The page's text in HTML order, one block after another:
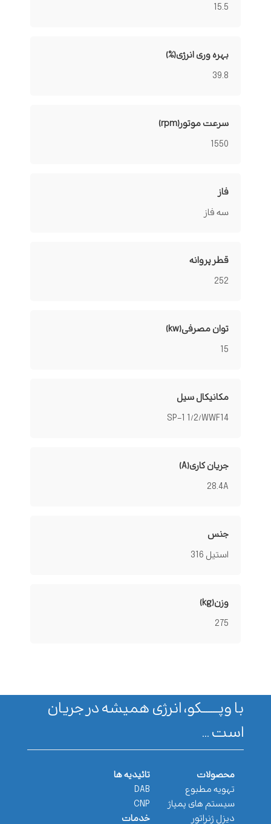
15.5
بهره وری انرژی(%)
39.8
سرعت موتور(rpm)
1550
فاز
سه فاز
قطر پروانه
252
توان مصرفی(kw)
15
مکانیکال سیل
SP-1 1/2/WWF14
جریان کاری(A)
28.4A
جنس
استیل 316
وزن(kg)
275
با وپـــــــکو، انرژی همیشه در جریان
است ...
محصولات
تهویه مطبوع
سیستم های پمپاژ
دیزل ژنراتور
تائیدیه ها
DAB
CNP
خدمات